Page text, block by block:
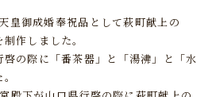
皇御成婚奉祝品として萩町献上の
作しました。
の際に「番茶器」と「湯沸」と「水